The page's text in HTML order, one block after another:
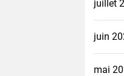
juillet
juin
mai